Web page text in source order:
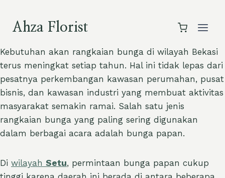
content
Ahza Florist
Kebutuhan akan rangkaian bunga di wilayah Bekasi
terus meningkat setiap tahun. Hal ini tidak lepas dari
pesatnya perkembangan kawasan perumahan, pusat
bisnis, dan kawasan industri yang membuat aktivitas
masyarakat semakin ramai. Salah satu jenis
rangkaian bunga yang paling sering digunakan
dalam berbagai acara adalah bunga papan.
Di wilayah Setu, permintaan bunga papan cukup